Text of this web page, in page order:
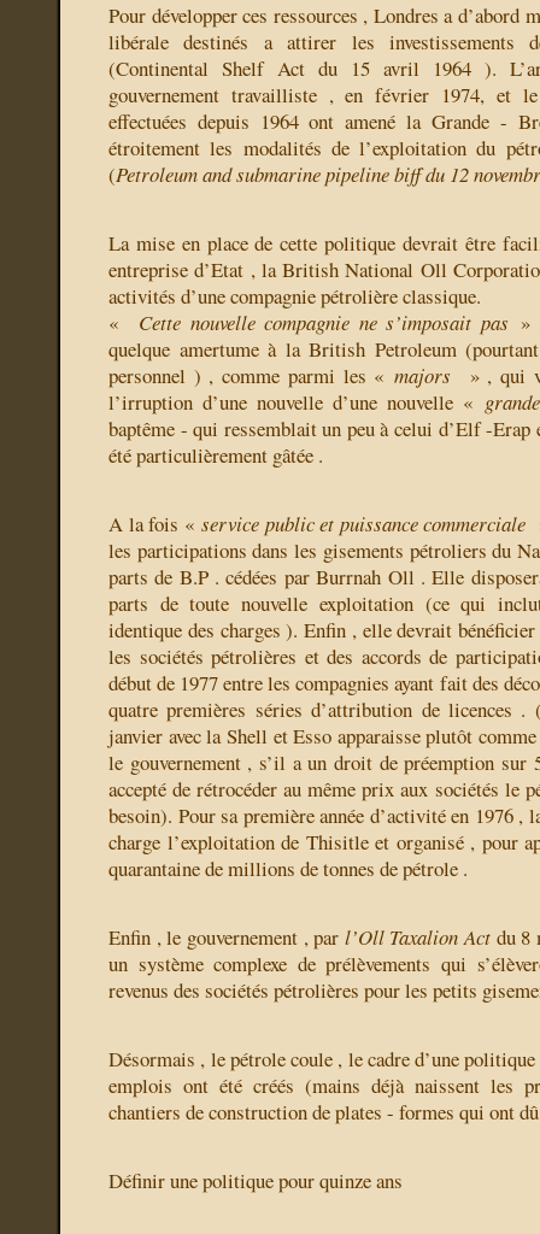
Pour développer ces ressources , Londres a d’abord
libérale destinés a attirer les investissements
(Continental Shelf Act du 15 avril 1964 ).
gouvernement travailliste , en février 1974, et le
effectuées depuis 1964 ont amené la Grande -
étroitement les modalités de l’exploitation du
(Petroleum and submarine pipeline biff du 12
La mise en place de cette politique devrait être
entreprise d’Etat , la British National Oll
activités d’une compagnie pétrolière classique.
«
Cette nouvelle compagnie ne s’imposait pas »
quelque amertume à la British Petroleum
personnel ) , comme parmi les «majors
» , qui
l’irruption d’une nouvelle d’une nouvelle «
baptême - qui ressemblait un peu à celui d’Elf -
été particulièrement gâtée .
A la fois «service public et puissance commerciale
les participations dans les gisements pétroliers du
parts de B.P . cédées par Burrnah Oll . Elle
parts de toute nouvelle exploitation (ce qui
identique des charges ). Enfin , elle devrait
les sociétés pétrolières et des accords de
début de 1977 entre les compagnies ayant fait des
quatre premières séries d’attribution de licences .
janvier avec la Shell et Esso apparaisse plutôt
le gouvernement , s’il a un droit de préemption sur
accepté de rétrocéder au même prix aux sociétés le
besoin). Pour sa première année d’activité en 1976 ,
charge l’exploitation de Thisitle et organisé , pour
quarantaine de millions de tonnes de pétrole .
Enfin , le gouvernement , par l’Oll Taxalion Act du 8
un système complexe de prélèvements qui
revenus des sociétés pétrolières pour les petits
Désormais , le pétrole coule , le cadre d’une
emplois ont été créés (mains déjà naissent les
chantiers de construction de plates - formes qui ont
Définir une politique pour quinze ans